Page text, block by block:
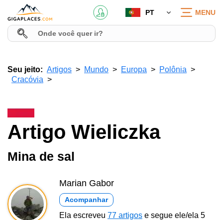
PT MENU
Seu jeito: Artigos Mundo Europa
Polônia
Cracóvia
Artigo Wieliczka
Mina de sal
Marian Gabor
Acompanhar
Ela escreveu 77 artigos e segue ele/ela 5